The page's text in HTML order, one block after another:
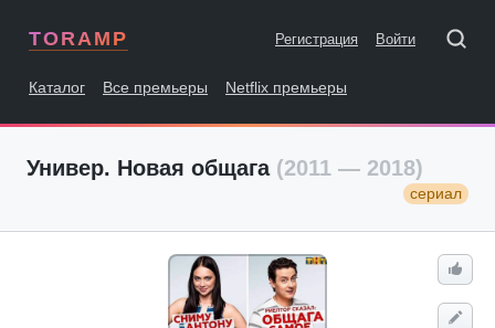
TORAMP Регистрация Войти
Каталог Все премьеры Netflix премьеры
Универ. Новая общага (2011 — 2018)
сериал